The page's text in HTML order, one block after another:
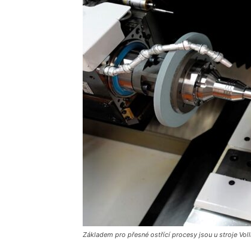
Základem pro přesné ostřící procesy jsou u stroje